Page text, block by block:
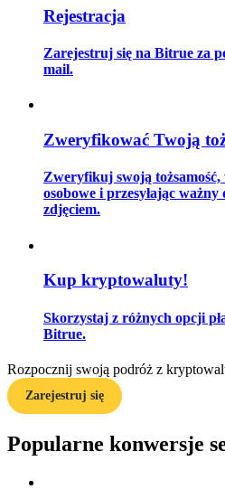
Przewodnik dla
Strategie handlowe
Dowiedz się, jak zachować
Rejestracja
Zarejestruj się na Bitrue za
mail.
Zweryfikować Twoją
Zweryfikuj swoją
osobowe i przesyłając
zdjęciem.
Kup kryptowaluty!
Skorzystaj z różnych opcji
Bitrue.
Rozpocznij swoją podróż z
Zarejestruj się
Popularne konwersje